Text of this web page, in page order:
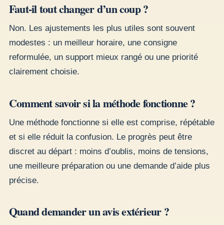
Faut-il tout changer d’un coup ?
Non. Les ajustements les plus utiles sont souvent
modestes : un meilleur horaire, une consigne
reformulée, un support mieux rangé ou une priorité
clairement choisie.
Comment savoir si la méthode fonctionne ?
Une méthode fonctionne si elle est comprise, répétable
et si elle réduit la confusion. Le progrès peut être
discret au départ : moins d’oublis, moins de tensions,
une meilleure préparation ou une demande d’aide plus
précise.
Quand demander un avis extérieur ?